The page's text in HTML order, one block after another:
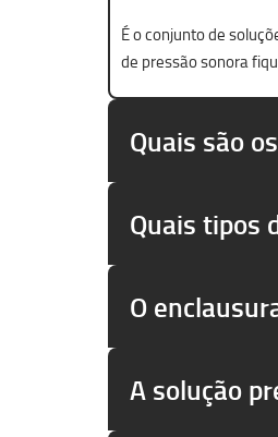
É o conjunto de
de pressão sonora
Quais são
Quais tipos
O
A solução